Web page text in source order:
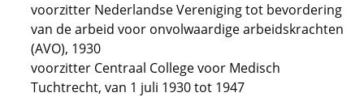
voorzitter Nederlandse Vereniging tot bevordering
van de arbeid voor onvolwaardige arbeidskrachten
(AVO), 1930
voorzitter Centraal College voor Medisch
Tuchtrecht, van 1 juli 1930 tot 1947